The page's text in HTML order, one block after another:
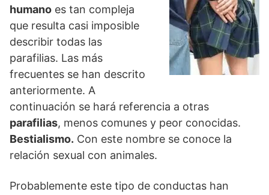
humano es tan compleja
que resulta casi imposible
describir todas las
parafilias. Las más
frecuentes se han descrito
anteriormente. A
continuación se hará referencia a otras
parafilias, menos comunes y peor conocidas.
Bestialismo. Con este nombre se conoce la
relación sexual con animales.
Probablemente este tipo de conductas han